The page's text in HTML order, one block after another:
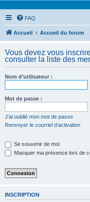
FAQ
Accueil Accueil du forum
Vous devez vous
consulter la liste des
Nom d’utilisateur :
Mot de passe :
J’ai oublié mon mot de passe
Renvoyer le courriel d’activation
Se souvenir de moi
Masquer ma présence lors de
INSCRIPTION